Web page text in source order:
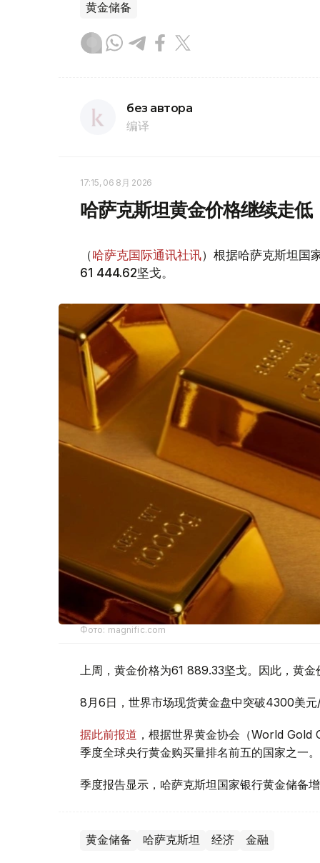
黄金储备
без автора
编译
17:15, 06 8月 2026
哈萨克斯坦黄金价格继续走低
（哈萨克国际通讯社讯）根据哈萨克斯坦国
61 444.62坚戈。
Фото: magnific.com
上周，黄金价格为61 889.33坚戈。因此，黄
8月6日，世界市场现货黄金盘中突破4300美元
据此前报道 ，根据世界黄金协会（World
季度全球央行黄金购买量排名前五的国家之一。
季度报告显示，哈萨克斯坦国家银行黄金储备增
黄金储备 哈萨克斯坦 经济 金融